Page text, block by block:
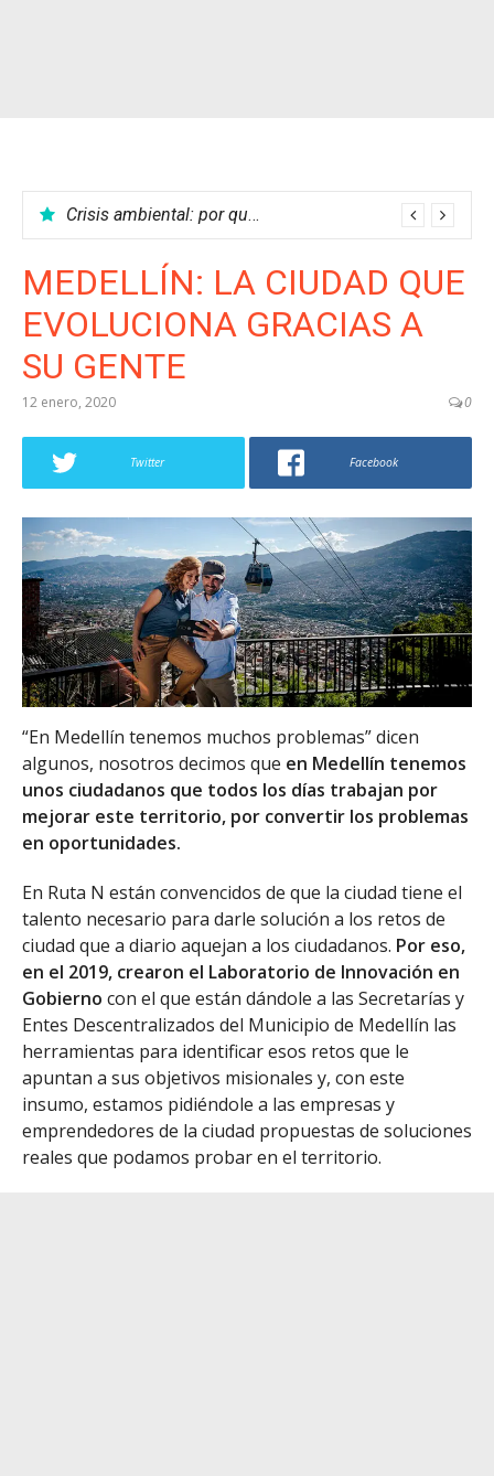
Crisis ambiental: por qué no podemos parar el calentamiento global
MEDELLÍN: LA CIUDAD QUE
EVOLUCIONA GRACIAS A
SU GENTE
12 enero, 2020 0
Twitter Facebook
“En Medellín tenemos muchos problemas” dicen
algunos, nosotros decimos que en Medellín tenemos
unos ciudadanos que todos los días trabajan por
mejorar este territorio, por convertir los problemas
en oportunidades.
En Ruta N están convencidos de que la ciudad tiene el
talento necesario para darle solución a los retos de
ciudad que a diario aquejan a los ciudadanos. Por eso,
en el 2019, crearon el Laboratorio de Innovación en
Gobierno con el que están dándole a las Secretarías y
Entes Descentralizados del Municipio de Medellín las
herramientas para identificar esos retos que le
apuntan a sus objetivos misionales y, con este
insumo, estamos pidiéndole a las empresas y
emprendedores de la ciudad propuestas de soluciones
reales que podamos probar en el territorio.